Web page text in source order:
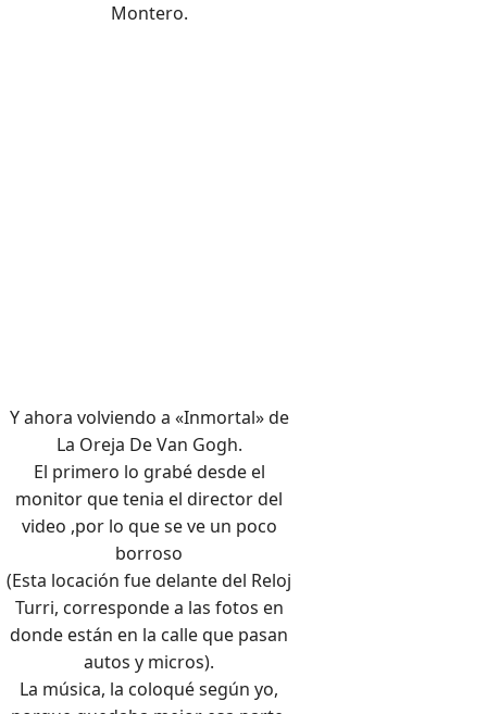
Montero.
Y ahora volviendo a «Inmortal» de
La Oreja De Van Gogh.
El primero lo grabé desde el
monitor que tenia el director del
video ,por lo que se ve un poco
borroso
(Esta locación fue delante del Reloj
Turri, corresponde a las fotos en
donde están en la calle que pasan
autos y micros).
La música, la coloqué según yo,